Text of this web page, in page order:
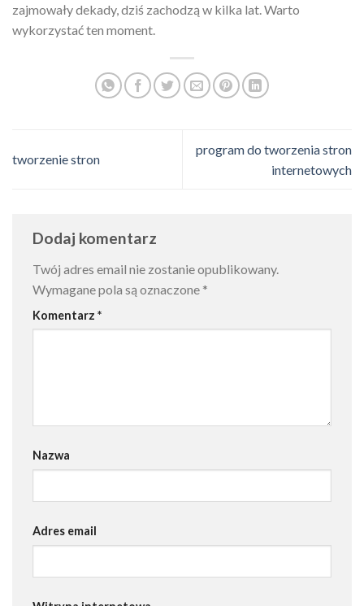
zajmowały dekady, dziś zachodzą w kilka lat. Warto
wykorzystać ten moment.
tworzenie stron
program do tworzenia stron
internetowych
Dodaj komentarz
Twój adres email nie zostanie opublikowany.
Wymagane pola są oznaczone *
Komentarz *
Nazwa
Adres email